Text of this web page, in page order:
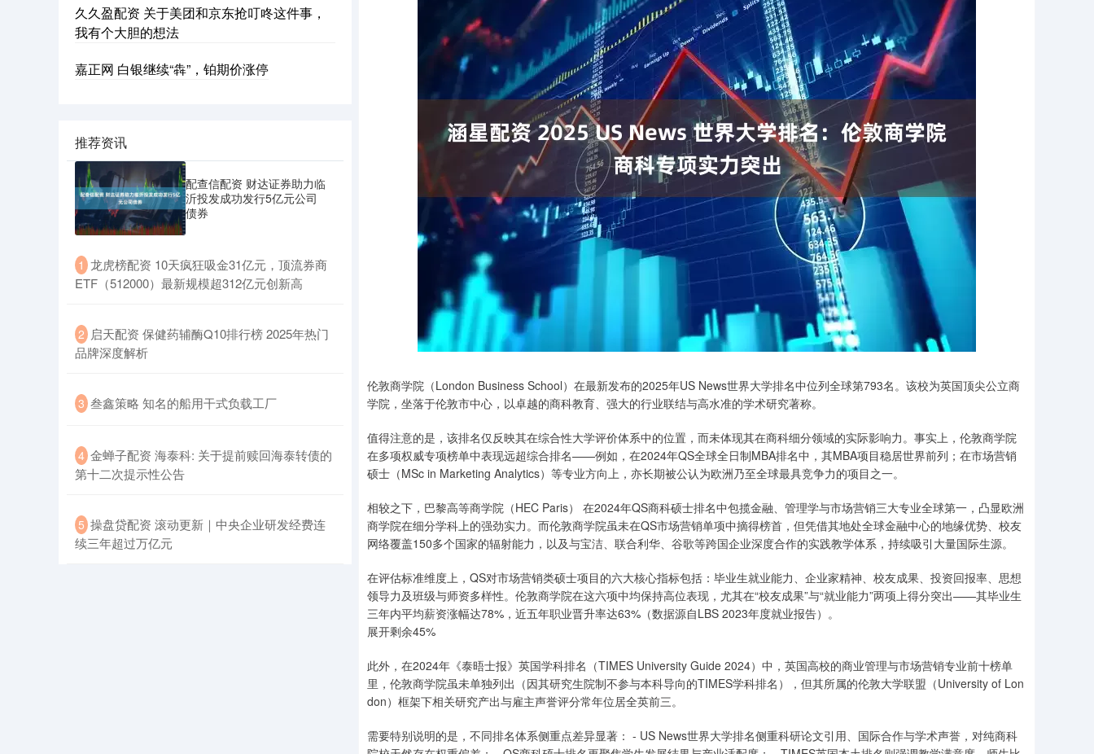
伦敦商学院（London Business School）在最新发布的2025年US News世界大学排名中位列全球第793名。该校为英国顶尖公立商
学院，坐落于伦敦市中心，以卓越的商科教育、强大的行业联结与高水准的学术研究著称。
值得注意的是，该排名仅反映其在综合性大学评价体系中的位置，而未体现其在商科细分领域的实际影响力。事实上，伦敦商学院
在多项权威专项榜单中表现远超综合排名——例如，在2024年QS全球全日制MBA排名中，其MBA项目稳居世界前列；在市场营销
硕士（MSc in Marketing Analytics）等专业方向上，亦长期被公认为欧洲乃至全球最具竞争力的项目之一。
相较之下，巴黎高等商学院（HEC Paris） 在2024年QS商科硕士排名中包揽金融、管理学与市场营销三大专业全球第一，凸显欧洲
商学院在细分学科上的强劲实力。而伦敦商学院虽未在QS市场营销单项中摘得榜首，但凭借其地处全球金融中心的地缘优势、校友
网络覆盖150多个国家的辐射能力，以及与宝洁、联合利华、谷歌等跨国企业深度合作的实践教学体系，持续吸引大量国际生源。
在评估标准维度上，QS对市场营销类硕士项目的六大核心指标包括：毕业生就业能力、企业家精神、校友成果、投资回报率、思想
领导力及班级与师资多样性。伦敦商学院在这六项中均保持高位表现，尤其在“校友成果”与“就业能力”两项上得分突出——其毕业生
三年内平均薪资涨幅达78%，近五年职业晋升率达63%（数据源自LBS 2023年度就业报告）。
展开剩余45%
此外，在2024年《泰晤士报》英国学科排名（TIMES University Guide 2024）中，英国高校的商业管理与市场营销专业前十榜单
里，伦敦商学院虽未单独列出（因其研究生院制不参与本科导向的TIMES学科排名），但其所属的伦敦大学联盟（University of Lon
don）框架下相关研究产出与雇主声誉评分常年位居全英前三。
需要特别说明的是，不同排名体系侧重点差异显著： - US News世界大学排名侧重科研论文引用、国际合作与学术声誉，对纯商科
久久盈配资 关于美团和京东抢叮咚这件事，
我有个大胆的想法
嘉正网 白银继续“犇”，铂期价涨停
推荐资讯
配查信配资 财达证券助力临
沂投发成功发行5亿元公司
债券
1 ​龙虎榜配资 10天疯狂吸金31亿元，顶流券商
ETF（512000）最新规模超312亿元创新高
2 ​启天配资 保健药辅酶Q10排行榜 2025年热门
品牌深度解析
3 ​叁鑫策略 知名的船用干式负载工厂
4 ​金蝉子配资 海泰科: 关于提前赎回海泰转债的
第十二次提示性公告
5 ​操盘贷配资 滚动更新｜中央企业研发经费连
续三年超过万亿元